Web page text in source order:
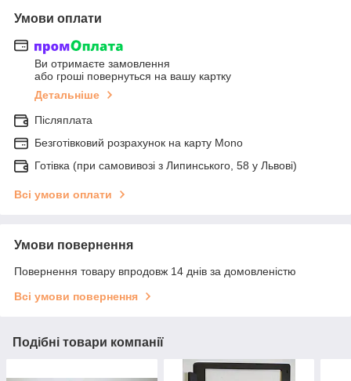
Умови оплати
Ви отримаєте замовлення
або гроші повернуться на вашу картку
Детальніше
Післяплата
Безготівковий розрахунок на карту Mono
Готівка (при самовивозі з Липинського, 58 у Львові)
Всі умови оплати
Умови повернення
Повернення товару впродовж 14 днів за домовленістю
Всі умови повернення
Подібні товари компанії